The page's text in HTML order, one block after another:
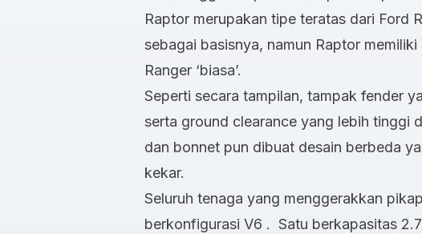
Raptor merupakan tipe teratas dari Ford
sebagai basisnya, namun Raptor
Ranger ‘biasa’.
Seperti secara tampilan, tampak fender
serta ground clearance yang lebih tinggi
dan bonnet pun dibuat desain berbeda
kekar.
Seluruh tenaga yang menggerakkan
berkonfigurasi V6 . Satu berkapasitas